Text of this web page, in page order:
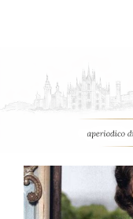
contenuto